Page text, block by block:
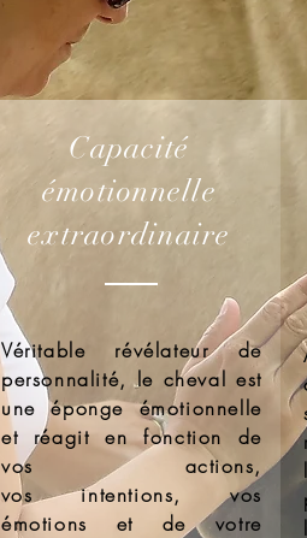
Capacité
émotionnelle
extraordinaire
Véritable révélateur de
personnalité, le cheval est
une éponge émotionnelle
et réagit en fonction de
vos actions,
vosintentions, vos
émotions et de votre